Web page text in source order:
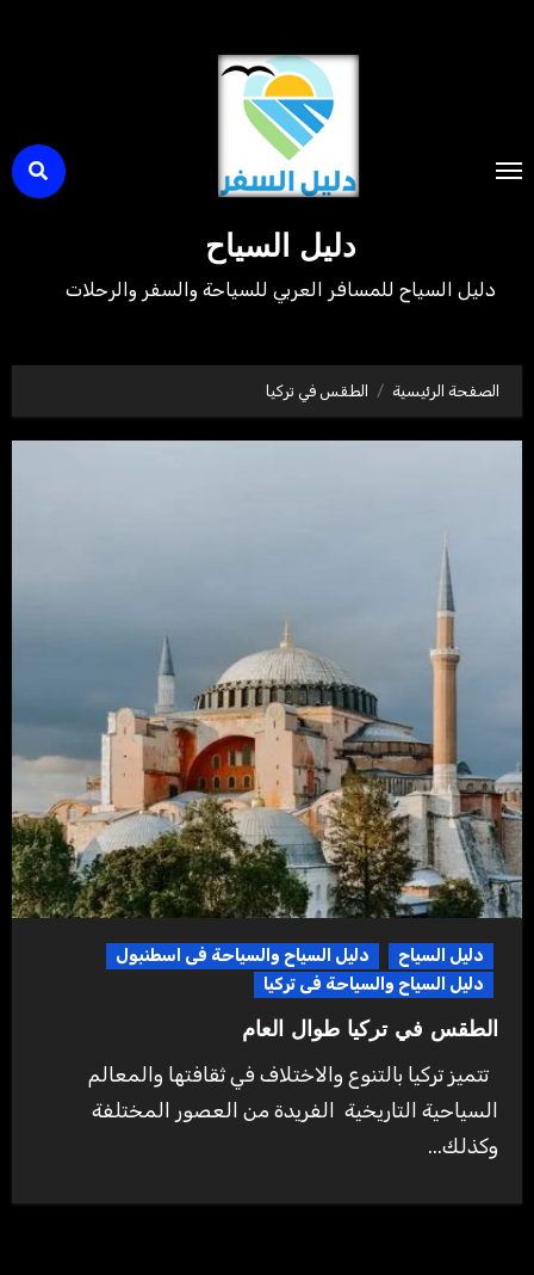
دليل السياح
دليل السياح للمسافر العربي للسياحة والسفر والرحلات
الصفحة الرئيسية الطقس في تركيا
دليل السياح
دليل السياح والسياحة فى اسطنبول
دليل السياح والسياحة فى تركيا
الطقس في تركيا طوال العام
تتميز تركيا بالتنوع والاختلاف في ثقافتها والمعالم
السياحية التاريخية الفريدة من العصور المختلفة
وكذلك...